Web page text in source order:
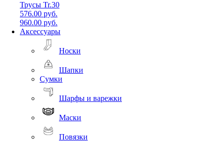
Трусы Tr.30
576.00 руб.
960.00 руб.
Аксессуары
Носки
Шапки
Сумки
Шарфы и варежки
Маски
Повязки